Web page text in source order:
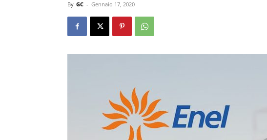
By GC - Gennaio 17, 2020